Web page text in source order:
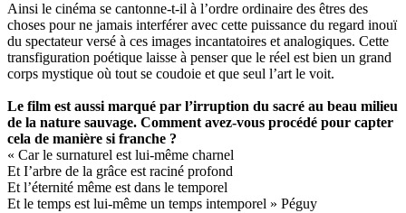
Ainsi le cinéma se cantonne-t-il à l’ordre ordinaire des êtres des
choses pour ne jamais interférer avec cette puissance du regard inouï
du spectateur versé à ces images incantatoires et analogiques. Cette
transfiguration poétique laisse à penser que le réel est bien un grand
corps mystique où tout se coudoie et que seul l’art le voit.
Le film est aussi marqué par l’irruption du sacré au beau milieu
de la nature sauvage. Comment avez-vous procédé pour capter
cela de manière si franche ?
« Car le surnaturel est lui-même charnel
Et I’arbre de la grâce est raciné profond
Et l’éternité même est dans le temporel
Et le temps est lui-même un temps intemporel » Péguy